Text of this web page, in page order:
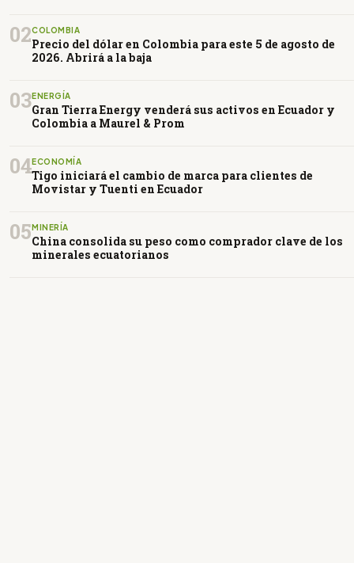
02COLOMBIA
Precio del dólar en Colombia para este 5 de agosto de
2026. Abrirá a la baja
03ENERGÍA
Gran Tierra Energy venderá sus activos en Ecuador y
Colombia a Maurel & Prom
04ECONOMÍA
Tigo iniciará el cambio de marca para clientes de
Movistar y Tuenti en Ecuador
05MINERÍA
China consolida su peso como comprador clave de los
minerales ecuatorianos